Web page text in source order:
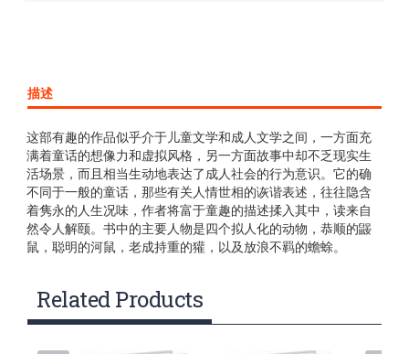
描述
这部有趣的作品似乎介于儿童文学和成人文学之间，一方面充
满着童话的想像力和虚拟风格，另一方面故事中却不乏现实生
活场景，而且相当生动地表达了成人社会的行为意识。它的确
不同于一般的童话，那些有关人情世相的诙谐表述，往往隐含
着隽永的人生况味，作者将富于童趣的描述揉入其中，读来自
然令人解颐。书中的主要人物是四个拟人化的动物，恭顺的鼹
鼠，聪明的河鼠，老成持重的獾，以及放浪不羁的蟾蜍。
Related Products